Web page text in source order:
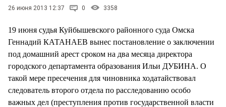
26 июня 2013 12:37 0 3358
19 июня судья Куйбышевского районного суда Омска
Геннадий КАТАНАЕВ вынес постановление о заключении
под домашний арест сроком на два месяца директора
городского департамента образования Ильи ДУБИНА. О
такой мере пресечения для чиновника ходатайствовал
следователь второго отдела по расследованию особо
важных дел (преступления против государственной власти